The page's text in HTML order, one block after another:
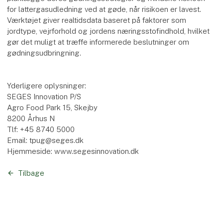
for lattergasudledning ved at gøde, når risikoen er lavest.
Værktøjet giver realtidsdata baseret på faktorer som
jordtype, vejrforhold og jordens næringsstofindhold, hvilket
gør det muligt at træffe informerede beslutninger om
gødningsudbringning.
Yderligere oplysninger:
SEGES Innovation P/S
Agro Food Park 15, Skejby
8200 Århus N
Tlf: +45 8740 5000
Email: tpug@seges.dk
Hjemmeside: www.segesinnovation.dk
Tilbage